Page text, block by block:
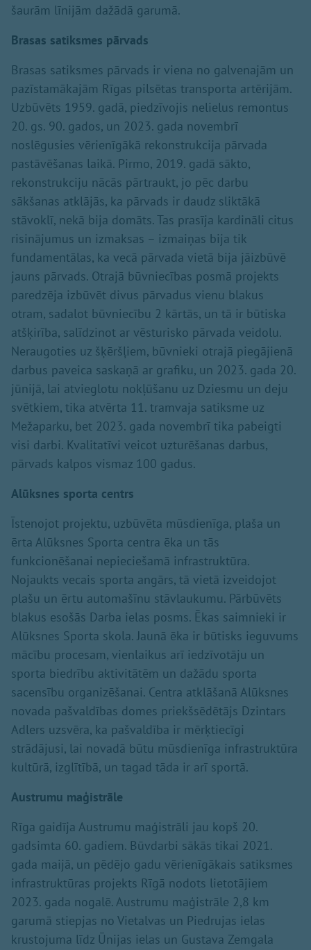
šaurām līnijām dažādā garumā.
Brasas satiksmes pārvads
Brasas satiksmes pārvads ir viena no galvenajām un
pazīstamākajām Rīgas pilsētas transporta artērijām.
Uzbūvēts 1959. gadā, piedzīvojis nelielus remontus
20. gs. 90. gados, un 2023. gada novembrī
noslēgusies vērienīgākā rekonstrukcija pārvada
pastāvēšanas laikā. Pirmo, 2019. gadā sākto,
rekonstrukciju nācās pārtraukt, jo pēc darbu
sākšanas atklājās, ka pārvads ir daudz sliktākā
stāvoklī, nekā bija domāts. Tas prasīja kardināli citus
risinājumus un izmaksas – izmaiņas bija tik
fundamentālas, ka vecā pārvada vietā bija jāizbūvē
jauns pārvads. Otrajā būvniecības posmā projekts
paredzēja izbūvēt divus pārvadus vienu blakus
otram, sadalot būvniecību 2 kārtās, un tā ir būtiska
atšķirība, salīdzinot ar vēsturisko pārvada veidolu.
Neraugoties uz šķēršļiem, būvnieki otrajā piegājienā
darbus paveica saskaņā ar grafiku, un 2023. gada 20.
jūnijā, lai atvieglotu nokļūšanu uz Dziesmu un deju
svētkiem, tika atvērta 11. tramvaja satiksme uz
Mežaparku, bet 2023. gada novembrī tika pabeigti
visi darbi. Kvalitatīvi veicot uzturēšanas darbus,
pārvads kalpos vismaz 100 gadus.
Alūksnes sporta centrs
Īstenojot projektu, uzbūvēta mūsdienīga, plaša un
ērta Alūksnes Sporta centra ēka un tās
funkcionēšanai nepieciešamā infrastruktūra.
Nojaukts vecais sporta angārs, tā vietā izveidojot
plašu un ērtu automašīnu stāvlaukumu. Pārbūvēts
blakus esošās Darba ielas posms. Ēkas saimnieki ir
Alūksnes Sporta skola. Jaunā ēka ir būtisks ieguvums
mācību procesam, vienlaikus arī iedzīvotāju un
sporta biedrību aktivitātēm un dažādu sporta
sacensību organizēšanai. Centra atklāšanā Alūksnes
novada pašvaldības domes priekšsēdētājs Dzintars
Adlers uzsvēra, ka pašvaldība ir mērķtiecīgi
strādājusi, lai novadā būtu mūsdienīga infrastruktūra
kultūrā, izglītībā, un tagad tāda ir arī sportā.
Austrumu maģistrāle
Rīga gaidīja Austrumu maģistrāli jau kopš 20.
gadsimta 60. gadiem. Būvdarbi sākās tikai 2021.
gada maijā, un pēdējo gadu vērienīgākais satiksmes
infrastruktūras projekts Rīgā nodots lietotājiem
2023. gada nogalē. Austrumu maģistrāle 2,8 km
garumā stiepjas no Vietalvas un Piedrujas ielas
krustojuma līdz Ūnijas ielas un Gustava Zemgala